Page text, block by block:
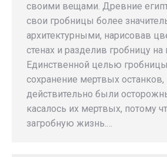
своими вещами. Древние
свои гробницы более
архитектурными, нарисовав
стенах и разделив гробницу
Единственной целью
сохранение мертвых останков,
действительно были
касалось их мертвых, потому
загробную жизнь.…